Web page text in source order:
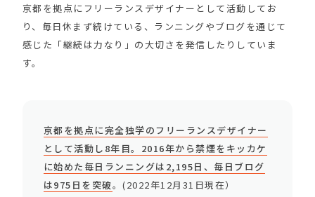
京都を拠点にフリーランスデザイナーとして活動してお
り、毎日休まず続けている、ランニングやブログを通じて
感じた「継続は力なり」の大切さを発信したりしていま
す。
京都を拠点に完全独学のフリーランスデザイナー
として活動し8年目。2016年から禁煙をキッカケ
に始めた毎日ランニングは2,195日、毎日ブログ
は975日を突破。(2022年12月31日現在）